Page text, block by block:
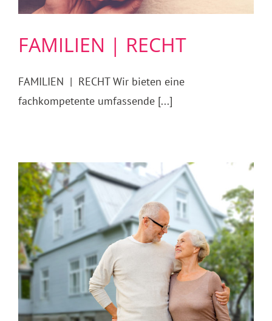
FAMILIEN | RECHT
FAMILIEN | RECHT Wir bieten eine
fachkompetente umfassende [...]